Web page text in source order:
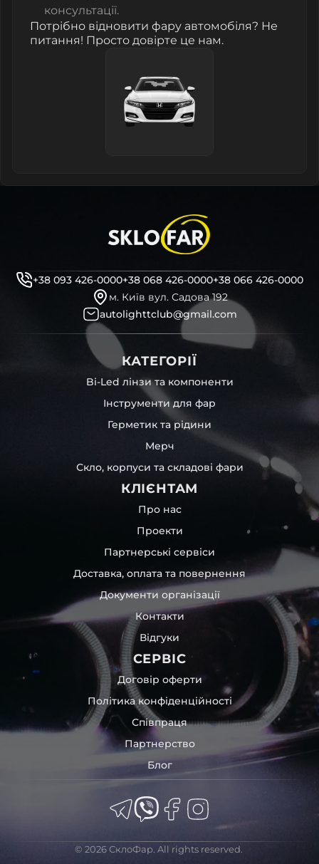
консультації.
Потрібно відновити фару автомобіля? Не
питання! Просто довірте це нам.
+38 093 426-0000+38 068 426-0000+38 066 426-0000
м. Київ вул. Садова 192
autolighttclub@gmail.com
КАТЕГОРІЇ
Bi-Led лінзи та компоненти
Інструменти для фар
Герметик та рідини
Мерч
Скло, корпуси та складові фари
КЛІЄНТАМ
Про нас
Проекти
Партнерські сервіси
Доставка, оплата та повернення
Документи організації
Контакти
Відгуки
СЕРВІС
Договір оферти
Політика конфіденційності
Співпраця
Партнерство
Блог
© 2026 СклоФар. All rights reserved.